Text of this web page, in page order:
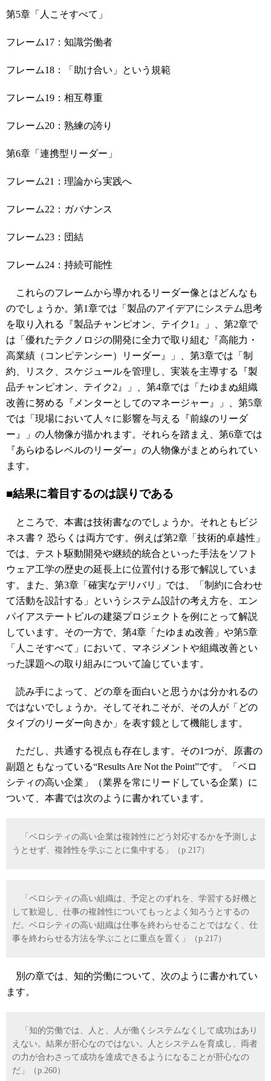
第5章「人こそすべて」
フレーム17：知識労働者
フレーム18：「助け合い」という規範
フレーム19：相互尊重
フレーム20：熟練の誇り
第6章「連携型リーダー」
フレーム21：理論から実践へ
フレーム22：ガバナンス
フレーム23：団結
フレーム24：持続可能性
これらのフレームから導かれるリーダー像とはどんなも
のでしょうか。第1章では「製品のアイデアにシステム思考
を取り入れる『製品チャンピオン、テイク1』」、第2章で
は「優れたテクノロジの開発に全力で取り組む『高能力・
高業績（コンピテンシー）リーダー』」、第3章では「制
約、リスク、スケジュールを管理し、実装を主導する『製
品チャンピオン、テイク2』」、第4章では「たゆまぬ組織
改善に努める『メンターとしてのマネージャー』」、第5章
では「現場において人々に影響を与える『前線のリーダ
ー』」の人物像が描かれます。それらを踏まえ、第6章では
『あらゆるレベルのリーダー』の人物像がまとめられてい
ます。
■結果に着目するのは誤りである
ところで、本書は技術書なのでしょうか。それともビジ
ネス書？ 恐らくは両方です。例えば第2章「技術的卓越性」
では、テスト駆動開発や継続的統合といった手法をソフト
ウェア工学の歴史の延長上に位置付ける形で解説していま
す。また、第3章「確実なデリバリ」では、「制約に合わせ
て活動を設計する」というシステム設計の考え方を、エン
パイアステートビルの建築プロジェクトを例にとって解説
しています。その一方で、第4章「たゆまぬ改善」や第5章
「人こそすべて」において、マネジメントや組織改善とい
った課題への取り組みについて論じています。
読み手によって、どの章を面白いと思うかは分かれるの
ではないでしょうか。そしてそれこそが、その人が「どの
タイプのリーダー向きか」を表す鏡として機能します。
ただし、共通する視点も存在します。その1つが、原書の
副題ともなっている“Results Are Not the Point”です。「ベロ
シティの高い企業」（業界を常にリードしている企業）に
ついて、本書では次のように書かれています。
「ベロシティの高い企業は複雑性にどう対応するかを予測しよ
うとせず、複雑性を学ぶことに集中する」（p.217）
「ベロシティの高い組織は、予定とのずれを、学習する好機と
して歓迎し、仕事の複雑性についてもっとよく知ろうとするの
だ。ベロシティの高い組織は仕事を終わらせることではなく、仕
事を終わらせる方法を学ぶことに重点を置く」（p.217）
別の章では、知的労働について、次のように書かれてい
ます。
「知的労働では、人と、人が働くシステムなくして成功はあり
えない。結果が肝心なのではない。人とシステムを育成し、両者
の力が合わさって成功を達成できるようになることが肝心なの
だ」（p.260）